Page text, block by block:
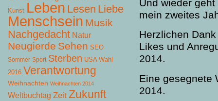
Und wieder
mein zweites
Herzlichen
Likes und
2014.
Eine gesegnete
2014.
Kunst Leben Lesen Liebe
Menschsein Musik
Nachgedacht Natur
Neugierde Sehen SEO
Sommer Sport Sterben USA Wahl
2016 Verantwortung
Weihnachten Weihnachten 2014
Weltbuchtag Zeit Zukunft